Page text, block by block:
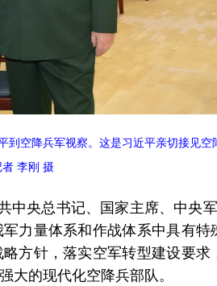
到空降兵军视察。这是习近平亲切接见空
者 李刚 摄
央总书记、国家主席、中央
力量体系和作战体系中具有特
方针，落实空军转型建设要求
大的现代化空降兵部队。